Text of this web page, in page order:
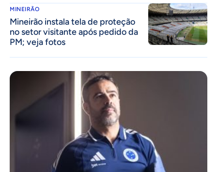
MINEIRÃO
Mineirão instala tela de proteção
no setor visitante após pedido da
PM; veja fotos